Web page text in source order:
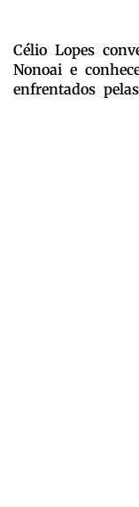
Célio Lopes
Nonoai e
enfrentados